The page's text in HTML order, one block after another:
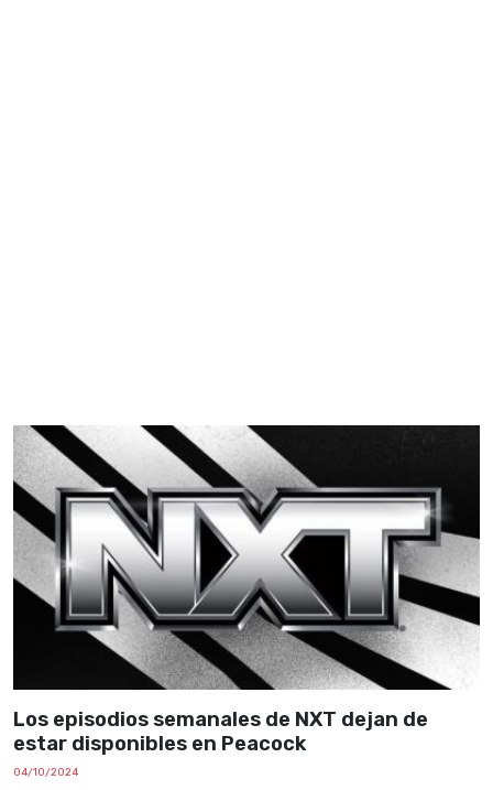
Los episodios semanales de NXT dejan de
estar disponibles en Peacock
04/10/2024